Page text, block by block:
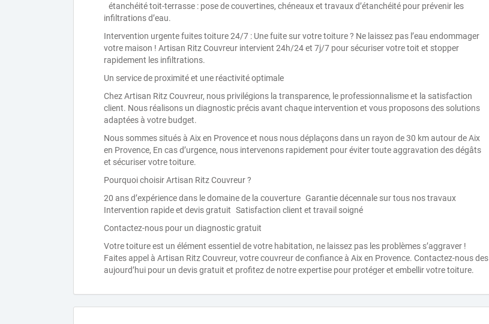
étanchéité toit-terrasse : pose de couvertines, chéneaux et travaux d’étanchéité pour prévenir les
infiltrations d’eau.
Intervention urgente fuites toiture 24/7 : Une fuite sur votre toiture ? Ne laissez pas l’eau endommager
votre maison ! Artisan Ritz Couvreur intervient 24h/24 et 7j/7 pour sécuriser votre toit et stopper
rapidement les infiltrations.
Un service de proximité et une réactivité optimale
Chez Artisan Ritz Couvreur, nous privilégions la transparence, le professionnalisme et la satisfaction
client. Nous réalisons un diagnostic précis avant chaque intervention et vous proposons des solutions
adaptées à votre budget.
Nous sommes situés à Aix en Provence et nous nous déplaçons dans un rayon de 30 km autour de Aix
en Provence, En cas d’urgence, nous intervenons rapidement pour éviter toute aggravation des dégâts
et sécuriser votre toiture.
Pourquoi choisir Artisan Ritz Couvreur ?
20 ans d’expérience dans le domaine de la couverture Garantie décennale sur tous nos travaux
Intervention rapide et devis gratuit Satisfaction client et travail soigné
Contactez-nous pour un diagnostic gratuit
Votre toiture est un élément essentiel de votre habitation, ne laissez pas les problèmes s’aggraver !
Faites appel à Artisan Ritz Couvreur, votre couvreur de confiance à Aix en Provence. Contactez-nous des
aujourd’hui pour un devis gratuit et profitez de notre expertise pour protéger et embellir votre toiture.